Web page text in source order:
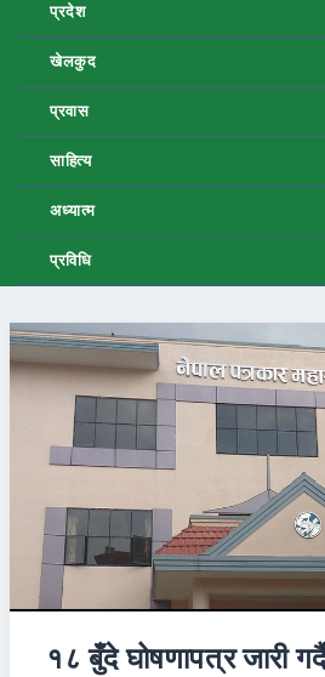
प्रदेश
खेलकुद
प्रवास
साहित्य
अध्यात्म
प्रविधि
१८ बुँदे घोषणापत्र जारी